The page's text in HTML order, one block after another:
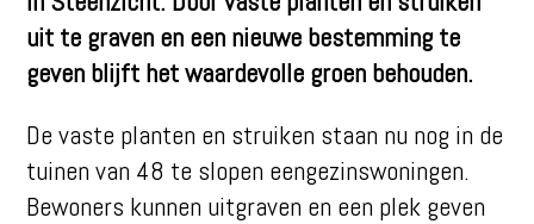
uit te graven en een nieuwe bestemming te
geven blijft het waardevolle groen behouden.
De vaste planten en struiken staan nu nog in de
tuinen van 48 te slopen eengezinswoningen.
Bewoners kunnen uitgraven en een plek geven